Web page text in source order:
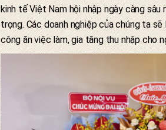
kinh tế Việt Nam hội nhập ngày càng
trọng. Các doanh nghiệp của chúng ta
công ăn việc làm, gia tăng thu nhập cho